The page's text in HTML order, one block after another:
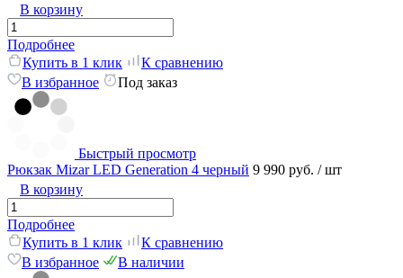
В корзину
Подробнее
Купить в 1 клик
К сравнению
В избранное
Под заказ
Быстрый просмотр
Рюкзак Mizar LED Generation 4 черный 9 990 руб. / шт
В корзину
Подробнее
Купить в 1 клик
К сравнению
В избранное
В наличии